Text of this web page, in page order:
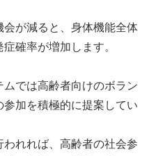
が減ると、身体機能全体
確率が増加します。
では高齢者向けのボラン
加を積極的に提案してい
れれば、高齢者の社会参